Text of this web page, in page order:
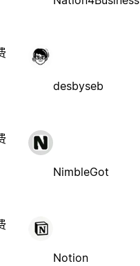
desbyseb
NimbleGot
Notion